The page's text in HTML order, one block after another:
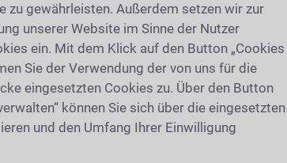
zu gewährleisten. Außerdem setzen wir zur
unserer Website im Sinne der Nutzer
ein. Mit dem Klick auf den Button „Cookies
Sie der Verwendung der von uns für die
eingesetzten Cookies zu. Über den Button
können Sie sich über die eingesetzten
und den Umfang Ihrer Einwilligung